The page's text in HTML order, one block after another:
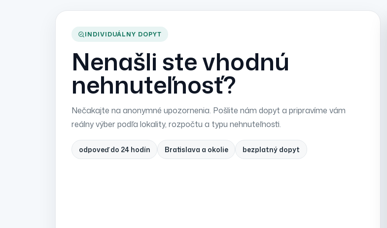
INDIVIDUÁLNY DOPYT
Nenašli ste vhodnú
nehnuteľnosť?
Nečakajte na anonymné upozornenia. Pošlite nám dopyt a pripravíme vám
reálny výber podľa lokality, rozpočtu a typu nehnuteľnosti.
odpoveď do 24 hodín Bratislava a okolie bezplatný dopyt